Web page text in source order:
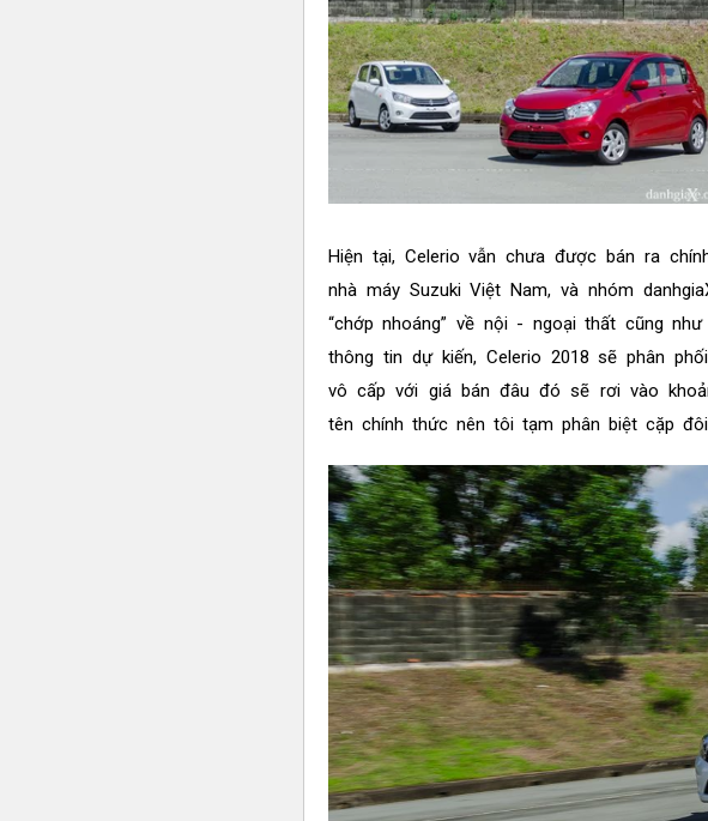
Hiện tại, Celerio vẫn chưa được bán ra
nhà máy Suzuki Việt Nam, và nhóm
“chớp nhoáng” về nội - ngoại thất cũng
thông tin dự kiến, Celerio 2018 sẽ phân
vô cấp với giá bán đâu đó sẽ rơi vào
tên chính thức nên tôi tạm phân biệt cặp